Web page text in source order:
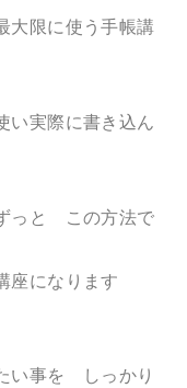
大限に使う手帳講
い実際に書き込ん
っと この方法で
座になります
い事を しっかり